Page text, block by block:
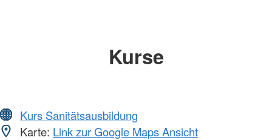
Kurse
Kurs Sanitätsausbildung
Karte: Link zur Google Maps Ansicht